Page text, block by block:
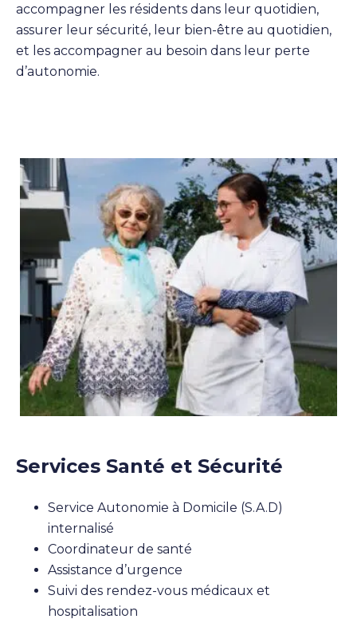
accompagner les résidents dans leur quotidien,
assurer leur sécurité, leur bien-être au quotidien,
et les accompagner au besoin dans leur perte
d’autonomie.
Services Santé et Sécurité
Service Autonomie à Domicile (S.A.D)
internalisé
Coordinateur de santé
Assistance d’urgence
Suivi des rendez-vous médicaux et
hospitalisation